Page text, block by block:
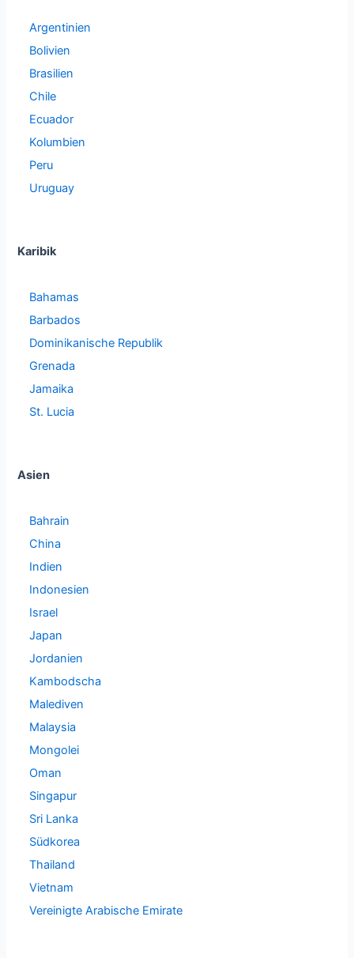
Argentinien
Bolivien
Brasilien
Chile
Ecuador
Kolumbien
Peru
Uruguay
Karibik
Bahamas
Barbados
Dominikanische Republik
Grenada
Jamaika
St. Lucia
Asien
Bahrain
China
Indien
Indonesien
Israel
Japan
Jordanien
Kambodscha
Malediven
Malaysia
Mongolei
Oman
Singapur
Sri Lanka
Südkorea
Thailand
Vietnam
Vereinigte Arabische Emirate